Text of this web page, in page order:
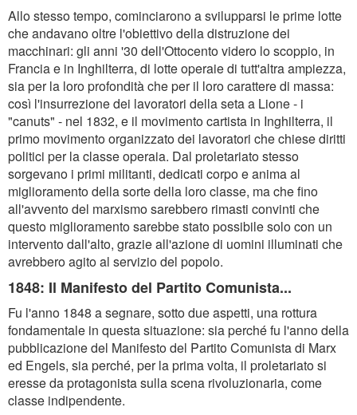
Allo stesso tempo, cominciarono a svilupparsi le prime lotte
che andavano oltre l'obiettivo della distruzione dei
macchinari: gli anni '30 dell'Ottocento videro lo scoppio, in
Francia e in Inghilterra, di lotte operaie di tutt'altra ampiezza,
sia per la loro profondità che per il loro carattere di massa:
così l'insurrezione dei lavoratori della seta a Lione - i
"canuts" - nel 1832, e il movimento cartista in Inghilterra, il
primo movimento organizzato dei lavoratori che chiese diritti
politici per la classe operaia. Dal proletariato stesso
sorgevano i primi militanti, dedicati corpo e anima al
miglioramento della sorte della loro classe, ma che fino
all'avvento del marxismo sarebbero rimasti convinti che
questo miglioramento sarebbe stato possibile solo con un
intervento dall'alto, grazie all'azione di uomini illuminati che
avrebbero agito al servizio del popolo.
1848: Il Manifesto del Partito Comunista...
Fu l'anno 1848 a segnare, sotto due aspetti, una rottura
fondamentale in questa situazione: sia perché fu l'anno della
pubblicazione del Manifesto del Partito Comunista di Marx
ed Engels, sia perché, per la prima volta, il proletariato si
eresse da protagonista sulla scena rivoluzionaria, come
classe indipendente.